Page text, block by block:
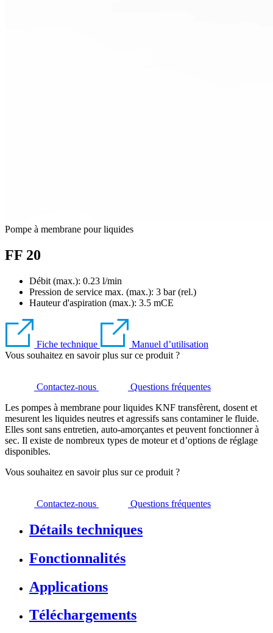
Pompe à membrane pour liquides
FF 20
Débit (max.): 0.23 l/min
Pression de service max. (max.): 3 bar (rel.)
Hauteur d'aspiration (max.): 3.5 mCE
Fiche technique
Manuel d’utilisation
Vous souhaitez en savoir plus sur ce produit ?
Contactez-nous
Questions fréquentes
Les pompes à membrane pour liquides KNF transfèrent, dosent et
mesurent les liquides neutres et agressifs sans contaminer le fluide.
Elles sont sans entretien, auto-amorçantes et peuvent fonctionner à
sec. Il existe de nombreux types de moteur et d’options de réglage
disponibles.
Vous souhaitez en savoir plus sur ce produit ?
Contactez-nous Questions fréquentes
Détails techniques
Fonctionnalités
Applications
Téléchargements